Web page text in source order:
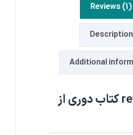
Reviews (1)
Description
Additional
کتاب دوری از